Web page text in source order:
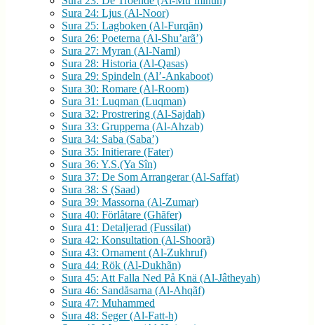
Sura 24: Ljus (Al-Noor)
Sura 25: Lagboken (Al-Furqãn)
Sura 26: Poeterna (Al-Shu’arã’)
Sura 27: Myran (Al-Naml)
Sura 28: Historia (Al-Qasas)
Sura 29: Spindeln (Al’-Ankaboot)
Sura 30: Romare (Al-Room)
Sura 31: Luqman (Luqman)
Sura 32: Prostrering (Al-Sajdah)
Sura 33: Grupperna (Al-Ahzab)
Sura 34: Saba (Saba’)
Sura 35: Initierare (Fater)
Sura 36: Y.S.(Ya Sîn)
Sura 37: De Som Arrangerar (Al-Saffat)
Sura 38: S (Saad)
Sura 39: Massorna (Al-Zumar)
Sura 40: Förlåtare (Ghãfer)
Sura 41: Detaljerad (Fussilat)
Sura 42: Konsultation (Al-Shoorã)
Sura 43: Ornament (Al-Zukhruf)
Sura 44: Rök (Al-Dukhãn)
Sura 45: Att Falla Ned På Knä (Al-Jâtheyah)
Sura 46: Sandåsarna (Al-Ahqãf)
Sura 47: Muhammed
Sura 48: Seger (Al-Fatt-h)